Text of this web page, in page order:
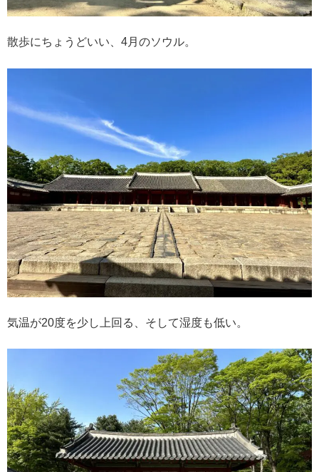
散歩にちょうどいい、4月のソウル。
気温が20度を少し上回る、そして湿度も低い。